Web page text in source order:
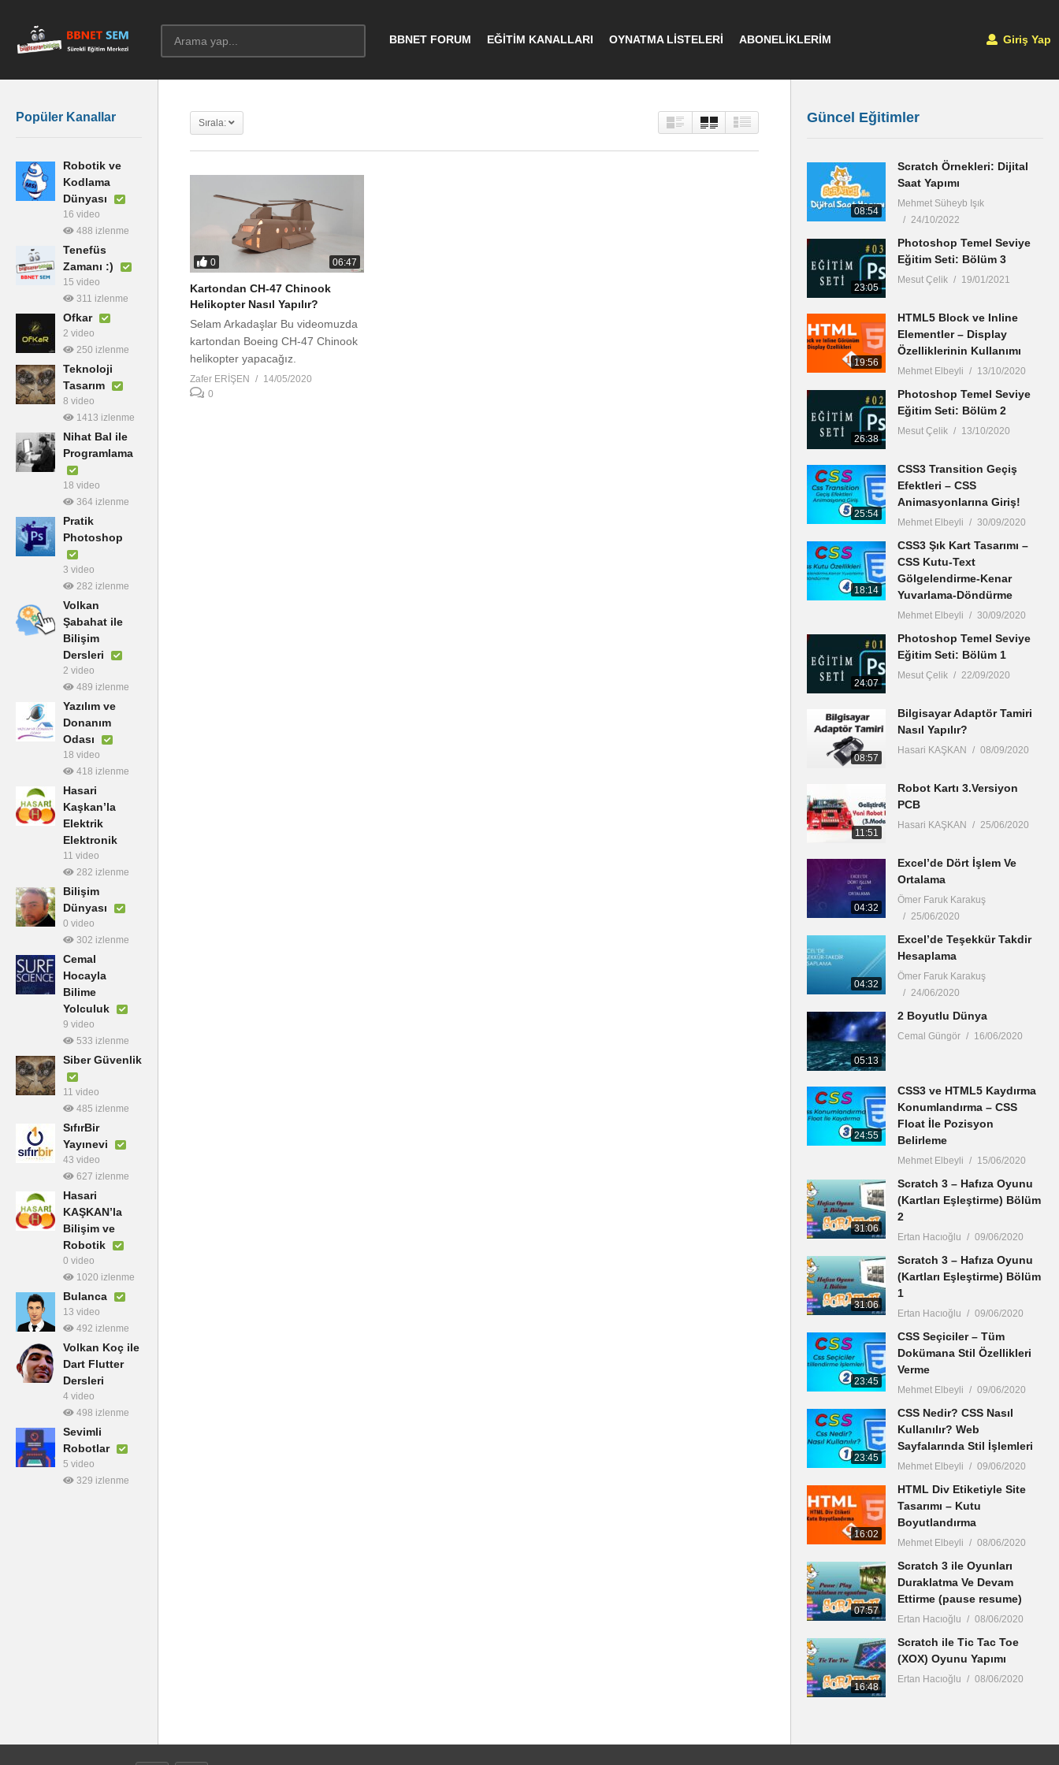
Giriş Yap
BBNET FORUM EĞİTİM KANALLARI OYNATMA LİSTELERİ ABONELİKLERİM
Popüler Kanallar
Robotik ve
Kodlama
Dünyası
16 video
488 izlenme
Tenefüs
Zamanı :)
15 video
311 izlenme
Ofkar
2 video
250 izlenme
Teknoloji
Tasarım
8 video
1413 izlenme
Nihat Bal ile
Programlama
18 video
364 izlenme
Pratik
Photoshop
3 video
282 izlenme
Volkan
Şabahat ile
Bilişim
Dersleri
2 video
489 izlenme
Yazılım ve
Donanım
Odası
18 video
418 izlenme
Hasari
Kaşkan’la
Elektrik
Elektronik
11 video
282 izlenme
Bilişim
Dünyası
0 video
302 izlenme
Cemal
Hocayla
Bilime
Yolculuk
9 video
533 izlenme
Siber Güvenlik
11 video
485 izlenme
SıfırBir
Yayınevi
43 video
627 izlenme
Hasari
KAŞKAN’la
Bilişim ve
Robotik
0 video
1020 izlenme
Bulanca
13 video
492 izlenme
Volkan Koç ile
Dart Flutter
Dersleri
4 video
498 izlenme
Sevimli
Robotlar
5 video
329 izlenme
Sırala:
0 06:47
Kartondan CH-47 Chinook
Helikopter Nasıl Yapılır?
Selam Arkadaşlar Bu videomuzda
kartondan Boeing CH-47 Chinook
helikopter yapacağız.
Zafer ERİŞEN
14/05/2020
0
Güncel Eğitimler
08:54
Scratch Örnekleri: Dijital
Saat Yapımı
Mehmet Süheyb Işık
24/10/2022
23:05
Photoshop Temel Seviye
Eğitim Seti: Bölüm 3
Mesut Çelik 19/01/2021
19:56
HTML5 Block ve Inline
Elementler – Display
Özelliklerinin Kullanımı
Mehmet Elbeyli 13/10/2020
26:38
Photoshop Temel Seviye
Eğitim Seti: Bölüm 2
Mesut Çelik 13/10/2020
25:54
CSS3 Transition Geçiş
Efektleri – CSS
Animasyonlarına Giriş!
Mehmet Elbeyli 30/09/2020
18:14
CSS3 Şık Kart Tasarımı –
CSS Kutu-Text
Gölgelendirme-Kenar
Yuvarlama-Döndürme
Mehmet Elbeyli 30/09/2020
24:07
Photoshop Temel Seviye
Eğitim Seti: Bölüm 1
Mesut Çelik 22/09/2020
08:57
Bilgisayar Adaptör Tamiri
Nasıl Yapılır?
Hasari KAŞKAN 08/09/2020
11:51
Robot Kartı 3.Versiyon
PCB
Hasari KAŞKAN 25/06/2020
04:32
Excel’de Dört İşlem Ve
Ortalama
Ömer Faruk Karakuş
25/06/2020
04:32
Excel’de Teşekkür Takdir
Hesaplama
Ömer Faruk Karakuş
24/06/2020
05:13
2 Boyutlu Dünya
Cemal Güngör 16/06/2020
24:55
CSS3 ve HTML5 Kaydırma
Konumlandırma – CSS
Float İle Pozisyon
Belirleme
Mehmet Elbeyli 15/06/2020
31:06
Scratch 3 – Hafıza Oyunu
(Kartları Eşleştirme) Bölüm
2
Ertan Hacıoğlu 09/06/2020
31:06
Scratch 3 – Hafıza Oyunu
(Kartları Eşleştirme) Bölüm
1
Ertan Hacıoğlu 09/06/2020
23:45
CSS Seçiciler – Tüm
Dokümana Stil Özellikleri
Verme
Mehmet Elbeyli 09/06/2020
23:45
CSS Nedir? CSS Nasıl
Kullanılır? Web
Sayfalarında Stil İşlemleri
Mehmet Elbeyli 09/06/2020
16:02
HTML Div Etiketiyle Site
Tasarımı – Kutu
Boyutlandırma
Mehmet Elbeyli 08/06/2020
07:57
Scratch 3 ile Oyunları
Duraklatma Ve Devam
Ettirme (pause resume)
Ertan Hacıoğlu 08/06/2020
16:48
Scratch ile Tic Tac Toe
(XOX) Oyunu Yapımı
Ertan Hacıoğlu 08/06/2020